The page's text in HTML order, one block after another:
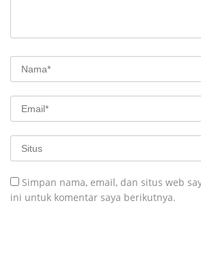
Simpan nama, email, dan situs web
ini untuk komentar saya berikutnya.